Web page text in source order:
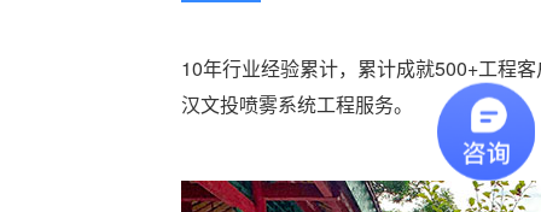
10年行业经验累计，累计成就500+工程
汉文投喷雾系统工程服务。